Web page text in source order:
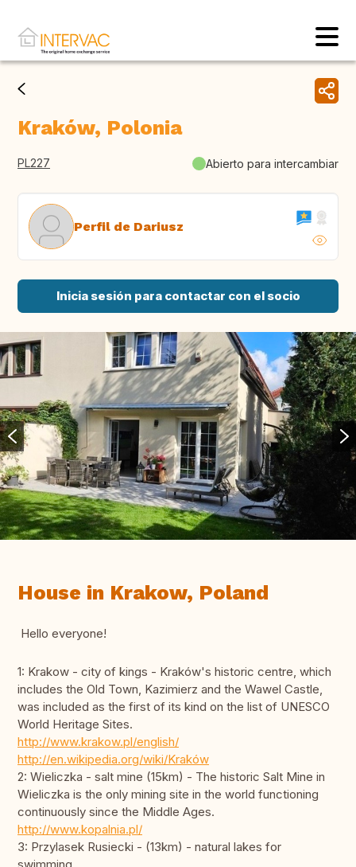
Kraków, Polonia
PL227 Abierto para intercambiar
Perfil de Dariusz
Inicia sesión para contactar con el socio
House in Krakow, Poland
Hello everyone!
1: Krakow - city of kings - Kraków's historic centre, which
includes the Old Town, Kazimierz and the Wawel Castle,
was included as the first of its kind on the list of UNESCO
World Heritage Sites.
http://www.krakow.pl/english/
http://en.wikipedia.org/wiki/Kraków
2: Wieliczka - salt mine (15km) - The historic Salt Mine in
Wieliczka is the only mining site in the world functioning
continuously since the Middle Ages.
http://www.kopalnia.pl/
3: Przylasek Rusiecki - (13km) - natural lakes for